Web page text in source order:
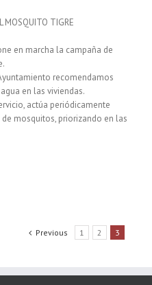
MOSQUITO TIGRE
en marcha la campaña de
recomendamos
en las viviendas.
actúa periódicamente
mosquitos, priorizando en las
Previous 1 2 3